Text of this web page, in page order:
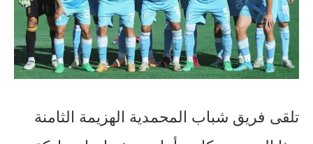
تلقى فريق شباب المحمدية الهزيمة الثامنة